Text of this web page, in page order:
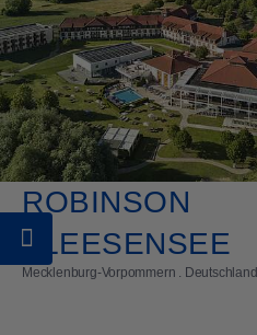
ROBINSON
FLEESENSEE
Mecklenburg-Vorpommern . Deutschland